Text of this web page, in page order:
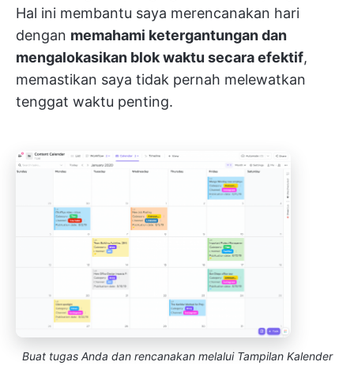
Hal ini membantu saya merencanakan hari
dengan memahami ketergantungan dan
mengalokasikan blok waktu secara efektif,
memastikan saya tidak pernah melewatkan
tenggat waktu penting.
Buat tugas Anda dan rencanakan melalui Tampilan Kalender